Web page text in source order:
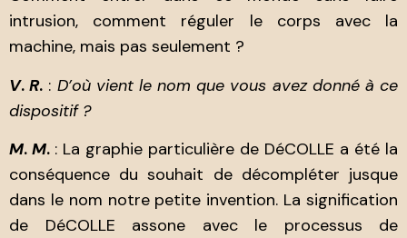
intrusion, comment réguler le corps avec la
machine, mais pas seulement ?
V.R. : D’où vient le nom que vous avez donné à ce
dispositif ?
M. M. : La graphie particulière de DéCOLLE a été la
conséquence du souhait de décompléter jusque
dans le nom notre petite invention. La signification
de DéCOLLE assone avec le processus de